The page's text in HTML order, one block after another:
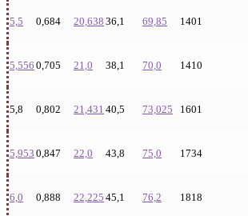
5,5 0,684 20,638 36,1 69,85 1401
5,556 0,705 21,0 38,1 70,0 1410
5,8 0,802 21,431 40,5 73,025 1601
5,953 0,847 22,0 43,8 75,0 1734
6,0 0,888 22,225 45,1 76,2 1818